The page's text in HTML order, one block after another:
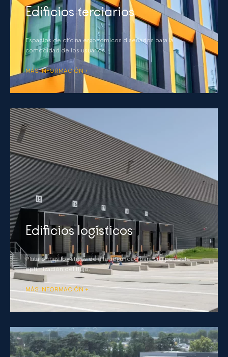
Edificios terciarios
Espacios de oficina ergonómicos diseñados para la
comodidad de los usuarios.
MÁS INFORMACIÓN +
Edificios logísticos
Plataformas logísticas de alta seguridad para una perfecta
optimización del flujo.
MÁS INFORMACIÓN +